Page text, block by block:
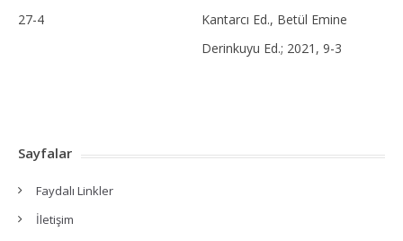
27-4
Kantarcı Ed., Betül Emine
Derinkuyu Ed.; 2021, 9-3
Sayfalar
Faydalı Linkler
İletişim